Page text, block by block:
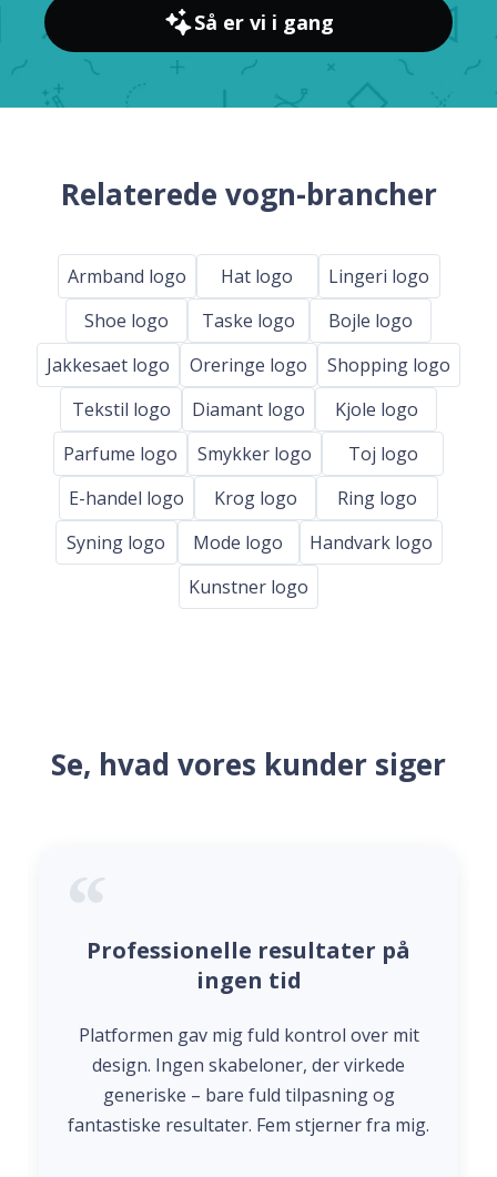
Så er vi i gang
Relaterede vogn-brancher
Armband logo Hat logo
Lingeri logo
Shoe logo
Taske logo
Bojle logo
Jakkesaet logo
Oreringe logo
Shopping logo
Tekstil logo
Diamant logo
Kjole logo
Parfume logo
Smykker logo
Toj logo
E-handel logo
Krog logo
Ring logo
Syning logo
Mode logo
Handvark logo
Kunstner logo
Se, hvad vores kunder siger
Professionelle resultater på
ingen tid
Platformen gav mig fuld kontrol over mit
design. Ingen skabeloner, der virkede
generiske – bare fuld tilpasning og
fantastiske resultater. Fem stjerner fra mig.